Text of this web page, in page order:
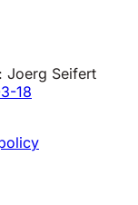
Joerg Seifert
18